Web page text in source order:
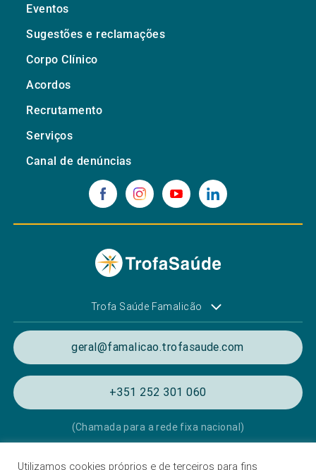
Eventos
Sugestões e reclamações
Corpo Clínico
Acordos
Recrutamento
Serviços
Canal de denúncias
Trofa Saúde Famalicão
geral@famalicao.trofasaude.com
+351 252 301 060
(Chamada para a rede fixa nacional)
Utilizamos cookies próprios e de terceiros para fins